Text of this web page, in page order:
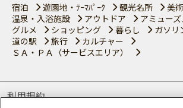
宿泊
遊園地・ﾃｰﾏﾊﾟｰｸ 観光名所
美
温泉・入浴施設
アウトドア
アミュー
グルメ
ショッピング 暮らし
ガソリ
道の駅
旅行
カルチャー
ＳＡ・ＰＡ（サービスエリア）
利用規約